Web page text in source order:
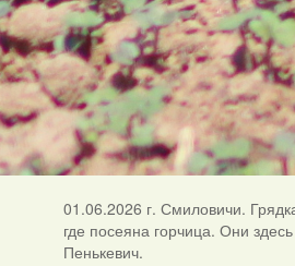
01.06.2026 г. Смиловичи.
где посеяна горчица. Они
Пенькевич.